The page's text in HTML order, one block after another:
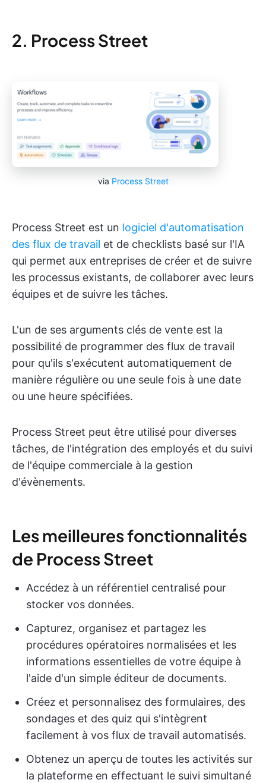
2. Process Street
via Process Street
Process Street est un logiciel d'automatisation
des flux de travail et de checklists basé sur l'IA
qui permet aux entreprises de créer et de suivre
les processus existants, de collaborer avec leurs
équipes et de suivre les tâches.
L'un de ses arguments clés de vente est la
possibilité de programmer des flux de travail
pour qu'ils s'exécutent automatiquement de
manière régulière ou une seule fois à une date
ou une heure spécifiées.
Process Street peut être utilisé pour diverses
tâches, de l'intégration des employés et du suivi
de l'équipe commerciale à la gestion
d'évènements.
Les meilleures fonctionnalités
de Process Street
Accédez à un référentiel centralisé pour
stocker vos données.
Capturez, organisez et partagez les
procédures opératoires normalisées et les
informations essentielles de votre équipe à
l'aide d'un simple éditeur de documents.
Créez et personnalisez des formulaires, des
sondages et des quiz qui s'intègrent
facilement à vos flux de travail automatisés.
Obtenez un aperçu de toutes les activités sur
la plateforme en effectuant le suivi simultané